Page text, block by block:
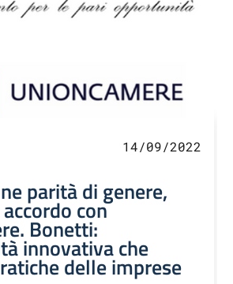
14/09/2022
parità di genere,
con
Bonetti:
innovativa che
delle imprese